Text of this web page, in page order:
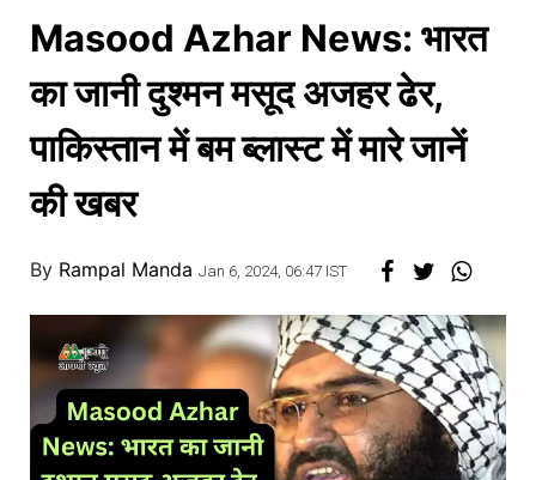
Masood Azhar News: भारत
का जानी दुश्मन मसूद अजहर ढेर,
पाकिस्तान में बम ब्लास्ट में मारे जानें
की खबर
By Rampal Manda Jan 6, 2024, 06:47 IST